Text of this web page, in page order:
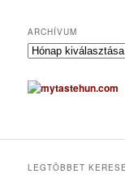
ARCHÍVUM
A
c
h
u
LEGTÖBBET